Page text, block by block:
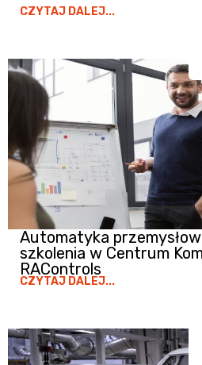
CZYTAJ DALEJ...
Automatyka
szkolenia w Centrum
RAControls
CZYTAJ DALEJ...